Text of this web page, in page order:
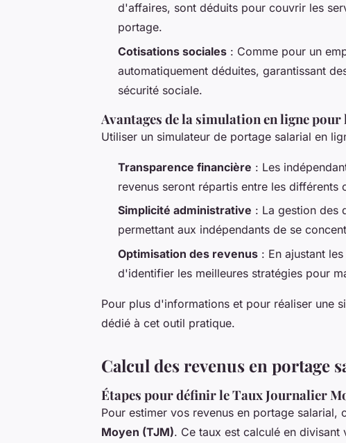
d'affaires, sont déduits pour couvrir les
portage.
Cotisations sociales : Comme pour un
automatiquement déduites, garantissant
sécurité sociale.
Avantages de la simulation en ligne pour
Utiliser un simulateur de portage salarial en
Transparence financière : Les
revenus seront répartis entre les différents
Simplicité administrative : La gestion des
permettant aux indépendants de se
Optimisation des revenus : En ajustant
d'identifier les meilleures stratégies pour
Pour plus d'informations et pour réaliser une
dédié à cet outil pratique.
Calcul des revenus en portage
Étapes pour définir le Taux Journalier
Pour estimer vos revenus en portage
Moyen (TJM). Ce taux est calculé en